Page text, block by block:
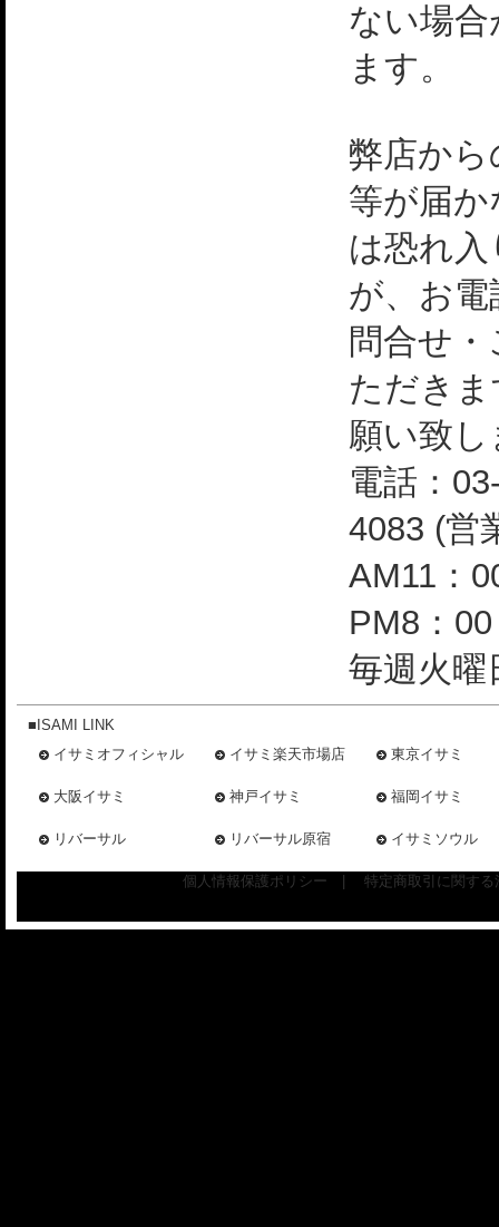
ない場
ます。
弊店か
等が届
は恐れ
が、お
問合せ
ただき
願い致
電話：
4083 (営
AM11：
PM8：
毎週火曜
■ISAMI LINK
イサミオフィシャル
イサミ楽天市場店 東京イサミ
大阪イサミ 神戸イサミ 福岡イサミ
リバーサル リバーサル原宿 イサミソウル
個人情報保護ポリシー 特定商取引に関す